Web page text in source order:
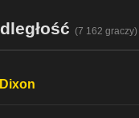
(7 162 graczy)